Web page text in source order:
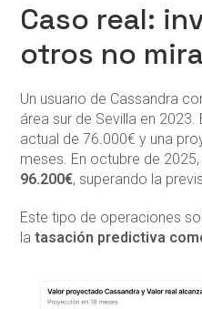
Caso real:
otros no
Un usuario de Cassandra
área sur de Sevilla en
actual de 76.000€ y una
meses. En octubre de
96.200€, superando la
Este tipo de operaciones
latasación predictiva